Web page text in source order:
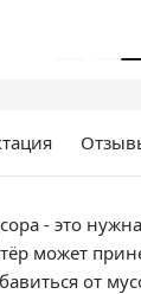
- это
может
от